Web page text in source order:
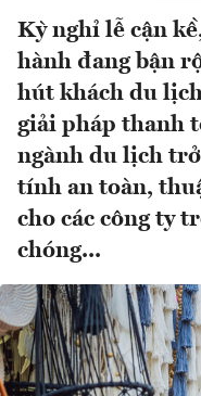
Kỳ nghỉ lễ cận
hành đang bận
hút khách du
giải pháp thanh
ngành du lịch
tính an toàn,
cho các công ty
chóng...